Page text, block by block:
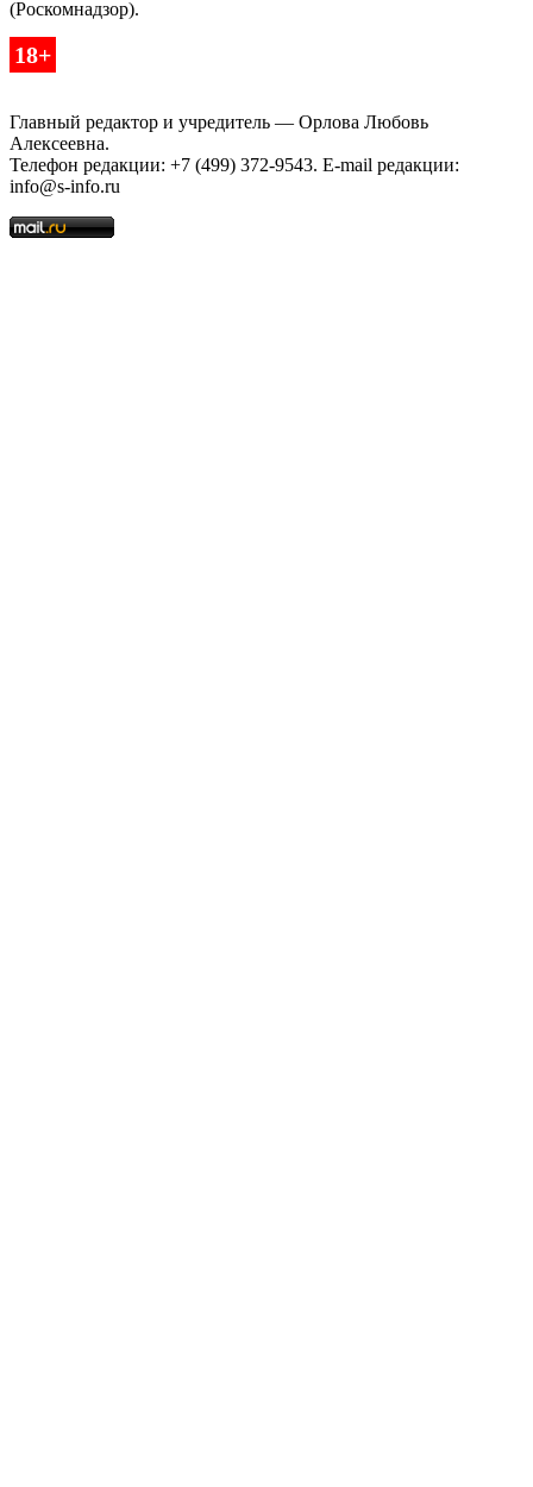
(Роскомнадзор).
18+
Главный редактор и учредитель — Орлова Любовь
Алексеевна.
Телефон редакции: +7 (499) 372-9543. E-mail редакции:
info@s-info.ru